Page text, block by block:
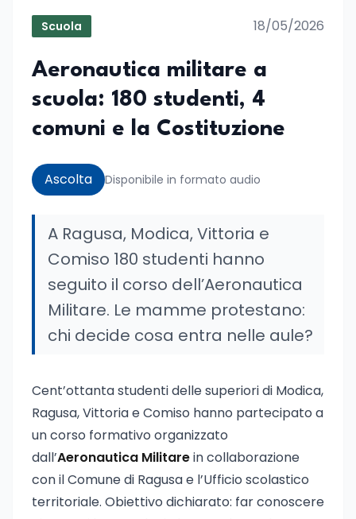
Scuola 18/05/2026
Aeronautica militare a
scuola: 180 studenti, 4
comuni e la Costituzione
Ascolta Disponibile in formato audio
A Ragusa, Modica, Vittoria e
Comiso 180 studenti hanno
seguito il corso dell’Aeronautica
Militare. Le mamme protestano:
chi decide cosa entra nelle aule?
Cent’ottanta studenti delle superiori di Modica,
Ragusa, Vittoria e Comiso hanno partecipato a
un corso formativo organizzato
dall’Aeronautica Militarein collaborazione
con il Comune di Ragusa e l’Ufficio scolastico
territoriale. Obiettivo dichiarato: far conoscere